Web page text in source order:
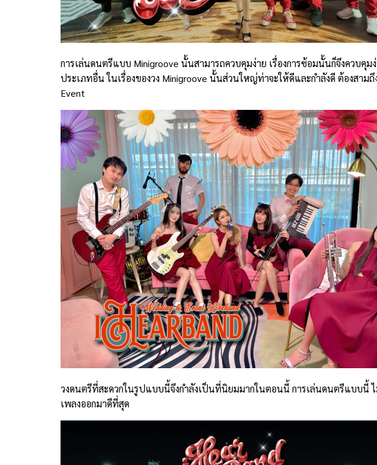
การเล่นดนตรีแบบ Minigroove นั้นสามารถควบคุมง่าย เรื่องการซ้อมนั้นก็จึงควบ
ประเภทอื่น ในเรื่องของวง Minigroove นั้นส่วนใหญ่ท่าจะให้ดีและกำลังดี ต้องสา
Event
วงดนตรีที่สะดวกในรูปแบบนี้จึงกำลังเป็นที่นิยมมากในตอนนี้ การเล่นดนตรีแบบ
เพลงออกมาดีที่สุด